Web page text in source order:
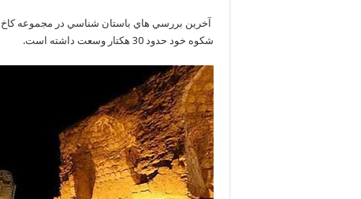
آخرين بررسي هاي باستان شناسي در مجموعه
شکوه خود حدود 30 هکتار وسعت داشته است.